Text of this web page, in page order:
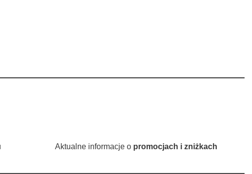
Aktualne informacje o promocjach i zniżkach